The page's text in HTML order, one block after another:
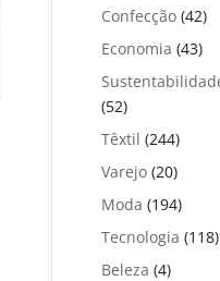
Confecção (42)
Economia (43)
(52)
Têxtil (244)
Varejo (20)
Moda (194)
Tecnologia (118)
Beleza (4)